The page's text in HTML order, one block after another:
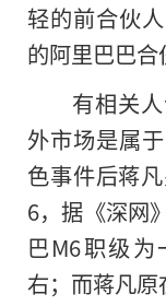
轻的前合伙
的阿里巴巴合
有相关
外市场是属
色事件后蒋
6，据《深网
巴M6职级
右；而蒋凡原